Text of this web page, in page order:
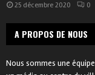
25 décembre 2020 0
A PROPOS DE NOUS
Nous sommes une